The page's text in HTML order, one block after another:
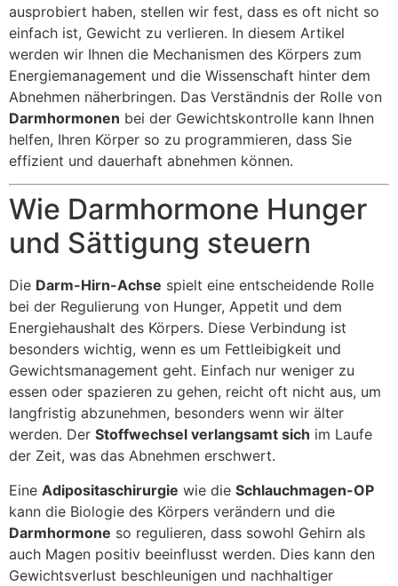
ausprobiert haben, stellen wir fest, dass es oft nicht so
einfach ist, Gewicht zu verlieren. In diesem Artikel
werden wir Ihnen die Mechanismen des Körpers zum
Energiemanagement und die Wissenschaft hinter dem
Abnehmen näherbringen. Das Verständnis der Rolle von
Darmhormonen bei der Gewichtskontrolle kann Ihnen
helfen, Ihren Körper so zu programmieren, dass Sie
effizient und dauerhaft abnehmen können.
Wie Darmhormone Hunger
und Sättigung steuern
Die Darm-Hirn-Achse spielt eine entscheidende Rolle
bei der Regulierung von Hunger, Appetit und dem
Energiehaushalt des Körpers. Diese Verbindung ist
besonders wichtig, wenn es um Fettleibigkeit und
Gewichtsmanagement geht. Einfach nur weniger zu
essen oder spazieren zu gehen, reicht oft nicht aus, um
langfristig abzunehmen, besonders wenn wir älter
werden. Der Stoffwechsel verlangsamt sich im Laufe
der Zeit, was das Abnehmen erschwert.
Eine Adipositaschirurgie wie die Schlauchmagen-OP
kann die Biologie des Körpers verändern und die
Darmhormone so regulieren, dass sowohl Gehirn als
auch Magen positiv beeinflusst werden. Dies kann den
Gewichtsverlust beschleunigen und nachhaltiger